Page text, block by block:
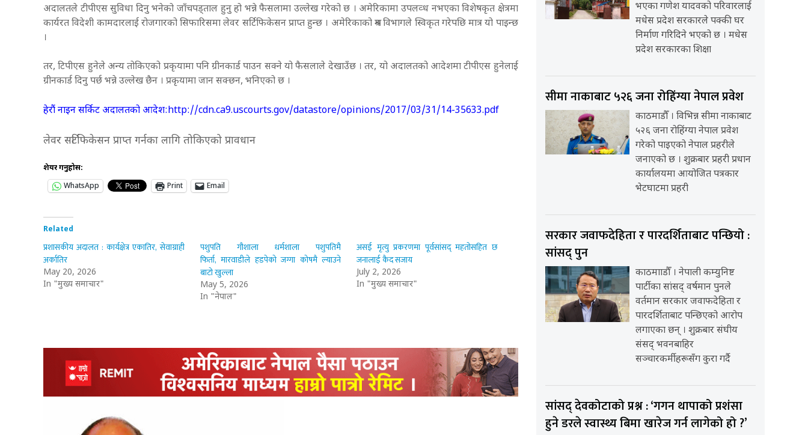
अदालतले टीपीएस सुविधा दिनु भनेको जाँचपड्ताल हुनु हो भन्ने फैसलामा उल्लेख गरेको छ । अमेरिकामा उपलव्ध नभएका विशेषकृत क्षेत्रमा
कार्यरत विदेशी कामदारलाई रोजगारको सिफारिसमा लेवर सर्टिफिकेसन प्राप्त हुन्छ । अमेरिकाको श्रम विभागले स्विकृत गरेपछि मात्र यो पाइन्छ
।
तर, टिपीएस हुनेले अन्य तोकिएको प्रकृयामा पनि ग्रीनकार्ड पाउन सक्ने यो फैसलाले देखाउँछ । तर, यो अदालतको आदेशमा टीपीएस हुनेलाई
ग्रीनकार्ड दिनु पर्छ भन्ने उल्लेख छैन । प्रकृयामा जान सक्छन, भनिएको छ ।
हेरौं नाइन सर्किट अदालतको आदेश:http://cdn.ca9.uscourts.gov/datastore/opinions/2017/03/31/14-35633.pdf
लेवर सर्टिफिकेसन प्राप्त गर्नका लागि तोकिएको प्रावधान
शेयर गर्नुहोस:
WhatsApp
Print Email
Related
प्रशासकीय अदालत : कार्यक्षेत्र एकातिर, सेवाग्राही
अर्कातिर
May 20, 2026
In "मुख्य समाचार"
पशुपति गौशाला धर्मशाला पशुपतिमै
फिर्ता, मारवाडीले हडपेको जग्गा कोषमै ल्याउने
बाटो खुल्ला
May 5, 2026
In "नेपाल"
असई मृत्यु प्रकरणमा पूर्वसांसद् महतोसहित छ
जनालाई कैद सजाय
July 2, 2026
In "मुख्य समाचार"
भएका गणेश यादवको परिवारलाई
मधेस प्रदेश सरकारले पक्की घर
निर्माण गरिदिने भएको छ । मधेस
प्रदेश सरकारका शिक्षा
सीमा नाकाबाट ५२६ जना रोहिंग्या नेपाल प्रवेश
काठमाडौँ । विभिन्न सीमा नाकाबाट
५२६ जना रोहिंग्या नेपाल प्रवेश
गरेको पाइएको नेपाल प्रहरीले
जनाएको छ । शुक्रबार प्रहरी प्रधान
कार्यालयमा आयोजित पत्रकार
भेटघाटमा प्रहरी
सरकार जवाफदेहिता र पारदर्शिताबाट पन्छियो :
सांसद् पुन
काठमााडौँ । नेपाली कम्युनिष्ट
पार्टीका सांसद् वर्षमान पुनले
वर्तमान सरकार जवाफदेहिता र
पारदर्शिताबाट पन्छिएको आरोप
लगाएका छन् । शुक्रबार संघीय
संसद् भवनबाहिर
सञ्चारकर्मीहरूसँग कुरा गर्दै
सांसद् देवकोटाको प्रश्न : ‘गगन थापाको प्रशंसा
हुने डरले स्वास्थ्य बिमा खारेज गर्न लागेको हो ?’